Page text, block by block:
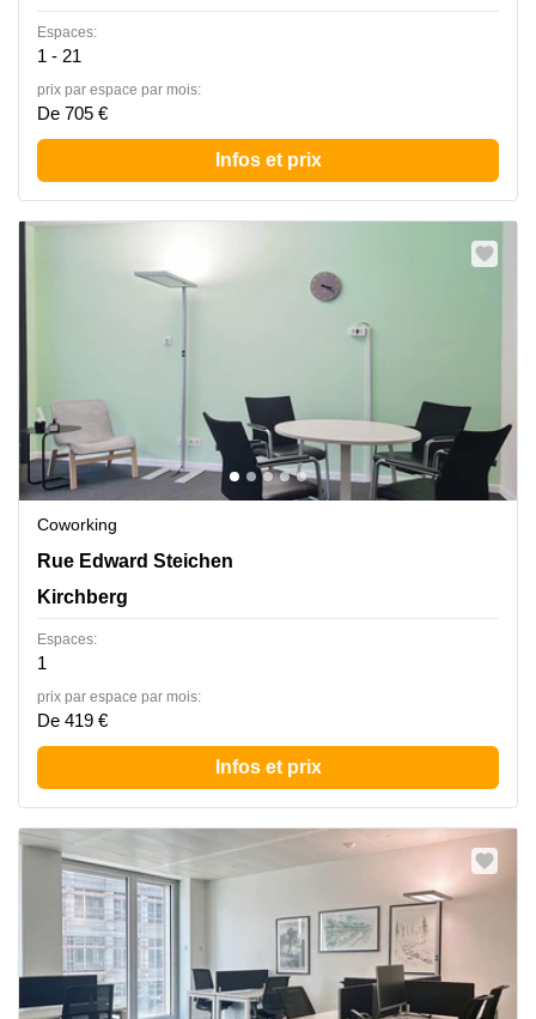
Espaces:
1 - 21
prix par espace par mois:
De 705 €
Infos et prix
Coworking
2 Rue Edward Steichen,1<sup>er</sup> étage de
Rue Edward Steichen
Kirchberg
Espaces:
1
prix par espace par mois:
De 419 €
Infos et prix